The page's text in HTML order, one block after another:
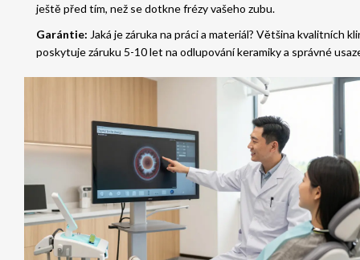
ještě před tím, než se dotkne frézy vašeho zubu.
Garántie: Jaká je záruka na práci a materiál? Většina kvalitních
poskytuje záruku 5-10 let na odlupování keramiky a správné